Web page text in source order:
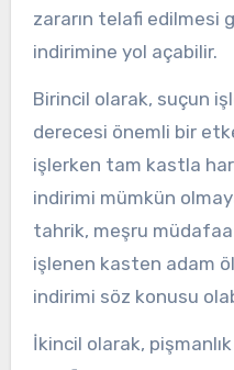
zararın telafi edilmesi
indirimine yol açabilir.
Birincil olarak, suçun
derecesi önemli bir
işlerken tam kastla
indirimi mümkün
tahrik, meşru
işlenen kasten adam
indirimi söz konusu
İkincil olarak,